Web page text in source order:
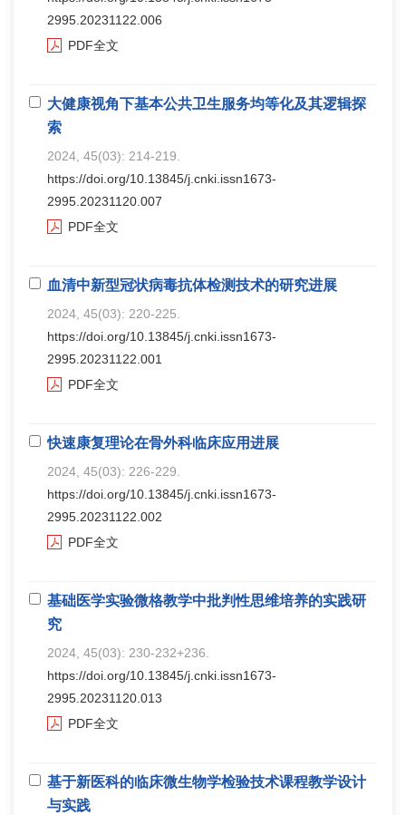
2995.20231122.006
PDF全文
大健康视角下基本公共卫生服务均等化及其逻辑探
索
2024, 45(03): 214-219.
https://doi.org/10.13845/j.cnki.issn1673-
2995.20231120.007
PDF全文
血清中新型冠状病毒抗体检测技术的研究进展
2024, 45(03): 220-225.
https://doi.org/10.13845/j.cnki.issn1673-
2995.20231122.001
PDF全文
快速康复理论在骨外科临床应用进展
2024, 45(03): 226-229.
https://doi.org/10.13845/j.cnki.issn1673-
2995.20231122.002
PDF全文
基础医学实验微格教学中批判性思维培养的实践研
究
2024, 45(03): 230-232+236.
https://doi.org/10.13845/j.cnki.issn1673-
2995.20231120.013
PDF全文
基于新医科的临床微生物学检验技术课程教学设计
与实践